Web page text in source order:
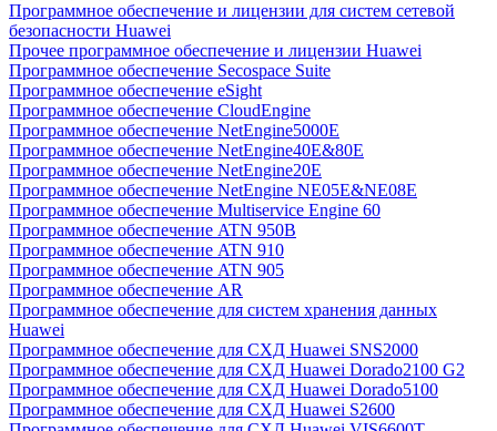
Программное обеспечение и лицензии для систем сетевой
безопасности Huawei
Прочее программное обеспечение и лицензии Huawei
Программное обеспечение Secospace Suite
Программное обеспечение eSight
Программное обеспечение CloudEngine
Программное обеспечение NetEngine5000E
Программное обеспечение NetEngine40E&80E
Программное обеспечение NetEngine20E
Программное обеспечение NetEngine NE05E&NE08E
Программное обеспечение Multiservice Engine 60
Программное обеспечение ATN 950B
Программное обеспечение ATN 910
Программное обеспечение ATN 905
Программное обеспечение AR
Программное обеспечение для систем хранения данных
Huawei
Программное обеспечение для СХД Huawei SNS2000
Программное обеспечение для СХД Huawei Dorado2100 G2
Программное обеспечение для СХД Huawei Dorado5100
Программное обеспечение для СХД Huawei S2600